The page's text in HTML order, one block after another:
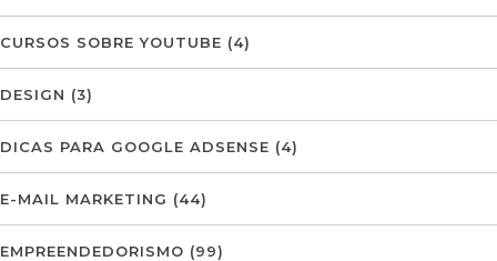
CURSOS SOBRE YOUTUBE (4)
DESIGN (3)
DICAS PARA GOOGLE ADSENSE (4)
E-MAIL MARKETING (44)
EMPREENDEDORISMO (99)